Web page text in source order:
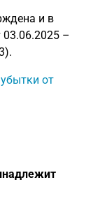
и в
03.06.2025 –
от